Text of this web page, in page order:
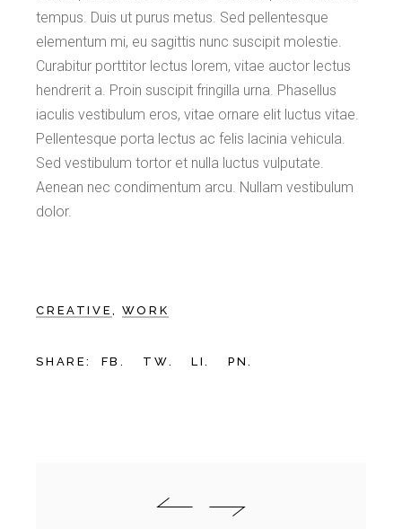
tempus. Duis ut purus metus. Sed pellentesque
elementum mi, eu sagittis nunc suscipit molestie.
Curabitur porttitor lectus lorem, vitae auctor lectus
hendrerit a. Proin suscipit fringilla urna. Phasellus
iaculis vestibulum eros, vitae ornare elit luctus vitae.
Pellentesque porta lectus ac felis lacinia vehicula.
Sed vestibulum tortor et nulla luctus vulputate.
Aenean nec condimentum arcu. Nullam vestibulum
dolor.
CREATIVE WORK
SHARE: FB. TW. LI. PN.